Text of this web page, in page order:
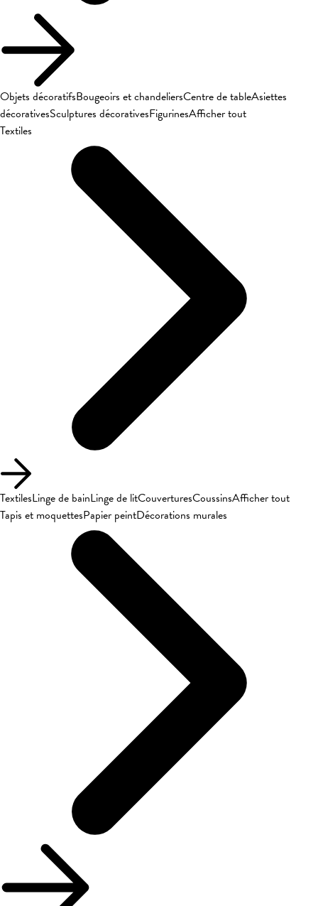
Objets décoratifsBougeoirs et chandeliersCentre de tableAsiettes
décorativesSculptures décorativesFigurinesAfficher tout
Textiles
TextilesLinge de bainLinge de litCouverturesCoussinsAfficher tout
Tapis et moquettesPapier peintDécorations murales